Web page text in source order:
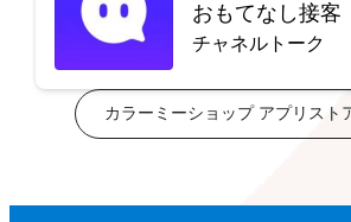
おもてなし接客
チャネルトーク
カラーミーショップ アプリスト